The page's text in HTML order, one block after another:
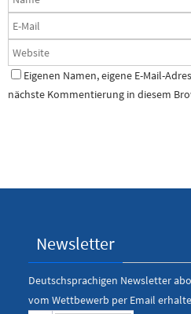
Eigenen Namen, eigene E-Mail-
nächste Kommentierung in diesem
Newsletter
Deutschsprachigen Newsletter
vom Wettbewerb per Email